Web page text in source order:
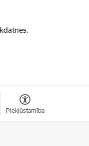
Piekļūstamība